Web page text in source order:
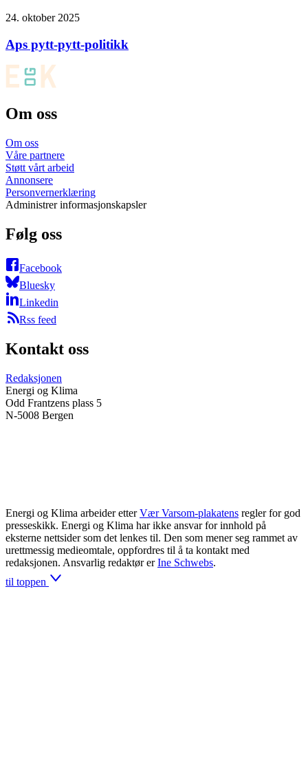
24. oktober 2025
Aps pytt-pytt-politikk
Om oss
Om oss
Våre partnere
Støtt vårt arbeid
Annonsere
Personvernerklæring
Administrer informasjonskapsler
Følg oss
Facebook
Bluesky
Linkedin
Rss feed
Kontakt oss
Redaksjonen
Energi og Klima
Odd Frantzens plass 5
N-5008 Bergen
Energi og Klima arbeider etter Vær Varsom-plakatens regler for god
presseskikk. Energi og Klima har ikke ansvar for innhold på
eksterne nettsider som det lenkes til. Den som mener seg rammet av
urettmessig medieomtale, oppfordres til å ta kontakt med
redaksjonen. Ansvarlig redaktør er Ine Schwebs.
til toppen